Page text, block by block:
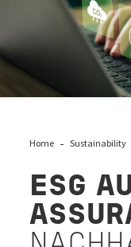
Home Sustainability
ESG